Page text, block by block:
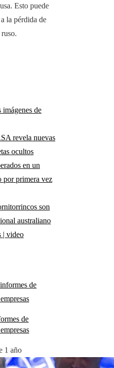
Esto puede
la pérdida de
revela nuevas
ocultos
son
australiano
| video
de
1 año